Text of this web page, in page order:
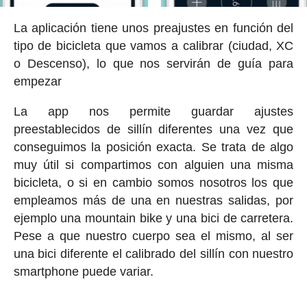
La aplicación tiene unos preajustes en función del
tipo de bicicleta que vamos a calibrar (ciudad, XC
o Descenso), lo que nos servirán de guía para
empezar
La app nos permite guardar ajustes
preestablecidos de sillín diferentes una vez que
conseguimos la posición exacta. Se trata de algo
muy útil si compartimos con alguien una misma
bicicleta, o si en cambio somos nosotros los que
empleamos más de una en nuestras salidas, por
ejemplo una mountain bike y una bici de carretera.
Pese a que nuestro cuerpo sea el mismo, al ser
una bici diferente el calibrado del sillín con nuestro
smartphone puede variar.